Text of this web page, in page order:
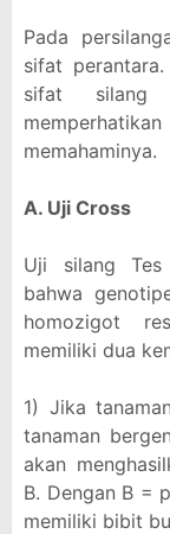
Pada
sifat
sifat silang
memahaminya.
A. Uji Cross
Uji silang Tes
bahwa
homozigot
memiliki dua
1) Jika
tanaman
akan
B. Dengan B =
memiliki bibit